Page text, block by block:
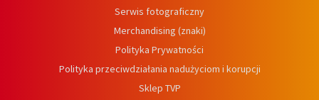
Serwis fotograficzny
Merchandising (znaki)
Polityka Prywatności
Polityka przeciwdziałania nadużyciom i korupcji
Sklep TVP